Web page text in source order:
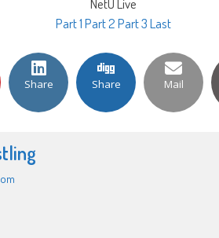
NetU Live
Part 1Part 2Part 3Last
Share Share Mail